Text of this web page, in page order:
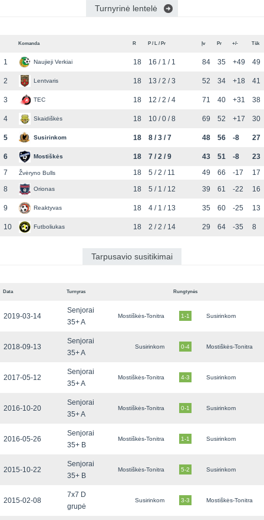
Turnyrinė lentelė
Komanda R P / L / Pr Įv Pr +/- Tšk
1 Naujieji Verkiai 18 16 / 1 / 1 84 35 +49 49
2 Lentvaris 18 13 / 2 / 3 52 34 +18 41
3 TEC 18 12 / 2 / 4 71 40 +31 38
4 Skaidiškės 18 10 / 0 / 8 69 52 +17 30
5 Susirinkom 18 8 / 3 / 7 48 56 -8 27
6 Mostiškės 18 7 / 2 / 9 43 51 -8
23
7
Žvėryno Bulls 18 5 / 2 / 11 49 66 -17
17
8
Orionas 18 5 / 1 / 12 39 61 -22 16
9 Reaktyvas 18 4 / 1 / 13 35 60 -25 13
10 Futboliukas 18 2 / 2 / 14 29 64 -35 8
Tarpusavio susitikimai
Data Turnyras Rungtynės
2019-03-14
Senjorai
35+ A
Mostiškės-Tonitra 1-1 Susirinkom
2018-09-13
Senjorai
35+ A
Susirinkom 0-4 Mostiškės-Tonitra
2017-05-12
Senjorai
35+ A
Mostiškės-Tonitra 4-3 Susirinkom
2016-10-20
Senjorai
35+ A
Mostiškės-Tonitra 0-1 Susirinkom
2016-05-26
Senjorai
35+ B
Mostiškės-Tonitra 1-1 Susirinkom
2015-10-22
Senjorai
35+ B
Mostiškės-Tonitra 5-2 Susirinkom
2015-02-08
7x7 D
grupė
Susirinkom 3-3 Mostiškės-Tonitra